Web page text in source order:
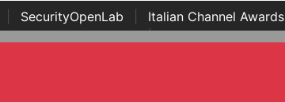
SecurityOpenLab Italian Channel Awards
Awards | ...